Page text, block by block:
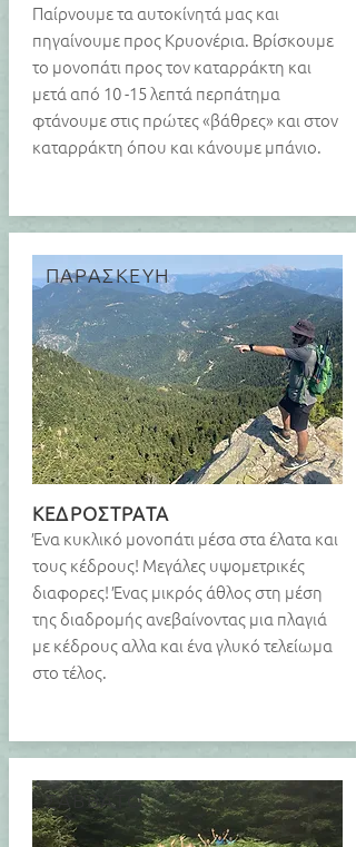
​Παίρνουμε τα αυτοκίνητά μας και
πηγαίνουμε προς Κρυονέρια. Bρίσκουμε
το μονοπάτι προς τον καταρράκτη και
μετά από 10 -15 λεπτά περπάτημα
φτάνουμε στις πρώτες «βάθρες» και στον
καταρράκτη όπου και κάνουμε μπάνιο.
ΠΑΡΑΣΚΕΥΗ
ΚΕΔΡΟΣΤΡΑΤΑ
Ένα κυκλικό μονοπάτι μέσα στα έλατα και
τους κέδρους! Μεγάλες υψομετρικές
διαφορες! Ένας μικρός άθλος στη μέση
της διαδρομής ανεβαίνοντας μια πλαγιά
με κέδρους αλλα και ένα γλυκό τελείωμα
στο τέλος.
ΣΑΒΒΑΤΟ